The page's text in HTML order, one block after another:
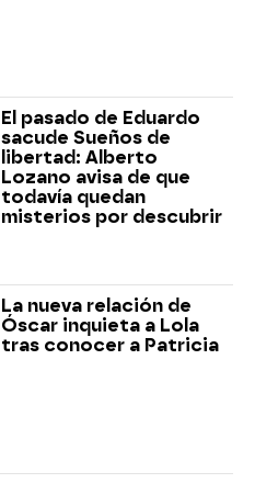
El pasado de Eduardo
sacude Sueños de
libertad: Alberto
Lozano avisa de que
todavía quedan
misterios por descubrir
La nueva relación de
Óscar inquieta a Lola
tras conocer a Patricia